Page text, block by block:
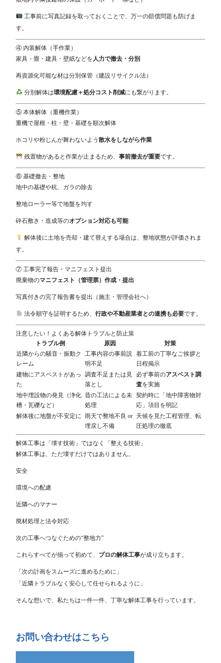
工事前に写真記録を取っておくことで、万一の賠償問題も防げま
す。
④ 内装解体（手作業）
家具・畳・建具・壁紙などを 人力で撤去・分別
再資源化可能な材は分別保管（建設リサイクル法）
分別解体は環境配慮＋処分コスト削減にも繋がります。
⑤ 本体解体（重機作業）
重機で屋根・柱・壁・基礎を順次解体
ホコリや粉じんが舞わないよう散水をしながら作業
残置物があると作業が止まるため、事前撤去が重要です。
⑥ 基礎撤去・整地
地中の基礎や杭、ガラの除去
整地ローラー等で地盤を均す
砕石敷き・造成等のオプション対応も可能
解体後に土地を売却・建て替えする場合は、整地状態が評価されま
す。
⑦ 工事完了報告・マニフェスト提出
廃棄物のマニフェスト（管理票）作成・提出
写真付きの完了報告書を提出（施主・管理会社へ）
法令順守を証明するため、行政や不動産業者との連携も必要です。
注意したい！よくある解体トラブルと防止策
トラブル例
原因
対策
近隣からの騒音・振動ク
レーム
工事内容の事前説
明不足
着工前の丁寧なご挨拶と
日程掲示
建物にアスベストがあっ
た
調査不足または見
落とし
必ず事前のアスベスト調
査を実施
地中埋設物の発見（浄化
槽・瓦礫など）
昔の工法による未
処理
契約時に「地中障害物対
応」項目を明記
解体後に地盤が不安定に 雨天で整地不良 or
埋戻し不備
天候を見た工程管理、転
圧処理の徹底
解体工事は「壊す技術」ではなく「整える技術」
解体工事は、ただ壊すだけではありません。
安全
環境への配慮
近隣へのマナー
廃材処理と法令対応
次の工事へつなぐための“整地力”
これらすべてが揃って初めて、 プロの解体工事が成り立ちます。
「次の計画をスムーズに進めるために」
「近隣トラブルなく安心して任せられるように」
そんな想いで、私たちは一件一件、丁寧な解体工事を行っています。
お問い合わせはこちら